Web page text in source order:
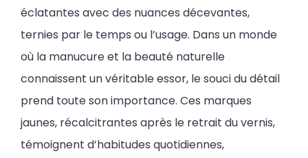
éclatantes avec des nuances décevantes,
ternies par le temps ou l’usage. Dans un monde
où la manucure et la beauté naturelle
connaissent un véritable essor, le souci du détail
prend toute son importance. Ces marques
jaunes, récalcitrantes après le retrait du vernis,
témoignent d’habitudes quotidiennes,